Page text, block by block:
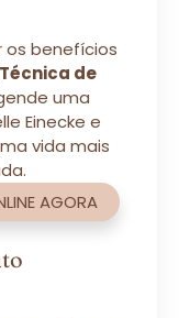
os benefícios
de
uma
Einecke e
vida mais
AGORA